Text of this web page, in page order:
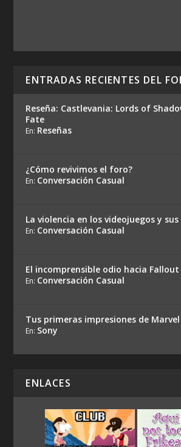
ENTRADAS RECIENTES DEL
Reseña: Castlevania: Lords of
Fate
En: Reseñas
¿Cómo revivimos el foro?
En: Conversación Casual
La violencia en los videojuegos y
En: Conversación Casual
El incomprensible odio hacia Fallout
En: Conversación Casual
Tus primeras impresiones de
En: Sony
ENLACES